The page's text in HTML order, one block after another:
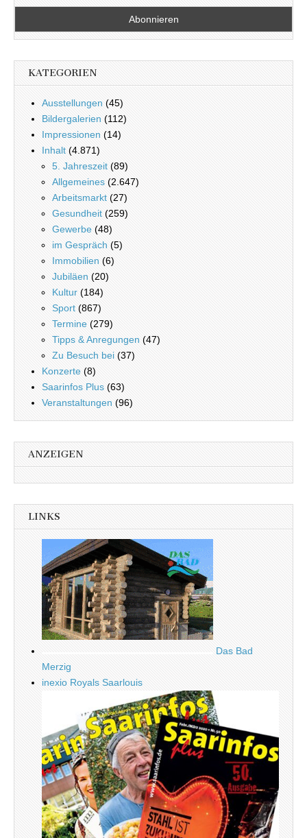
KATEGORIEN
Ausstellungen (45)
Bildergalerien (112)
Impressionen (14)
Inhalt (4.871)
5. Jahreszeit (89)
Allgemeines (2.647)
Arbeitsmarkt (27)
Gesundheit (259)
Gewerbe (48)
im Gespräch (5)
Immobilien (6)
Jubiläen (20)
Kultur (184)
Sport (867)
Termine (279)
Tipps & Anregungen (47)
Zu Besuch bei (37)
Konzerte (8)
Saarinfos Plus (63)
Veranstaltungen (96)
ANZEIGEN
LINKS
Das Bad
Merzig
inexio Royals Saarlouis